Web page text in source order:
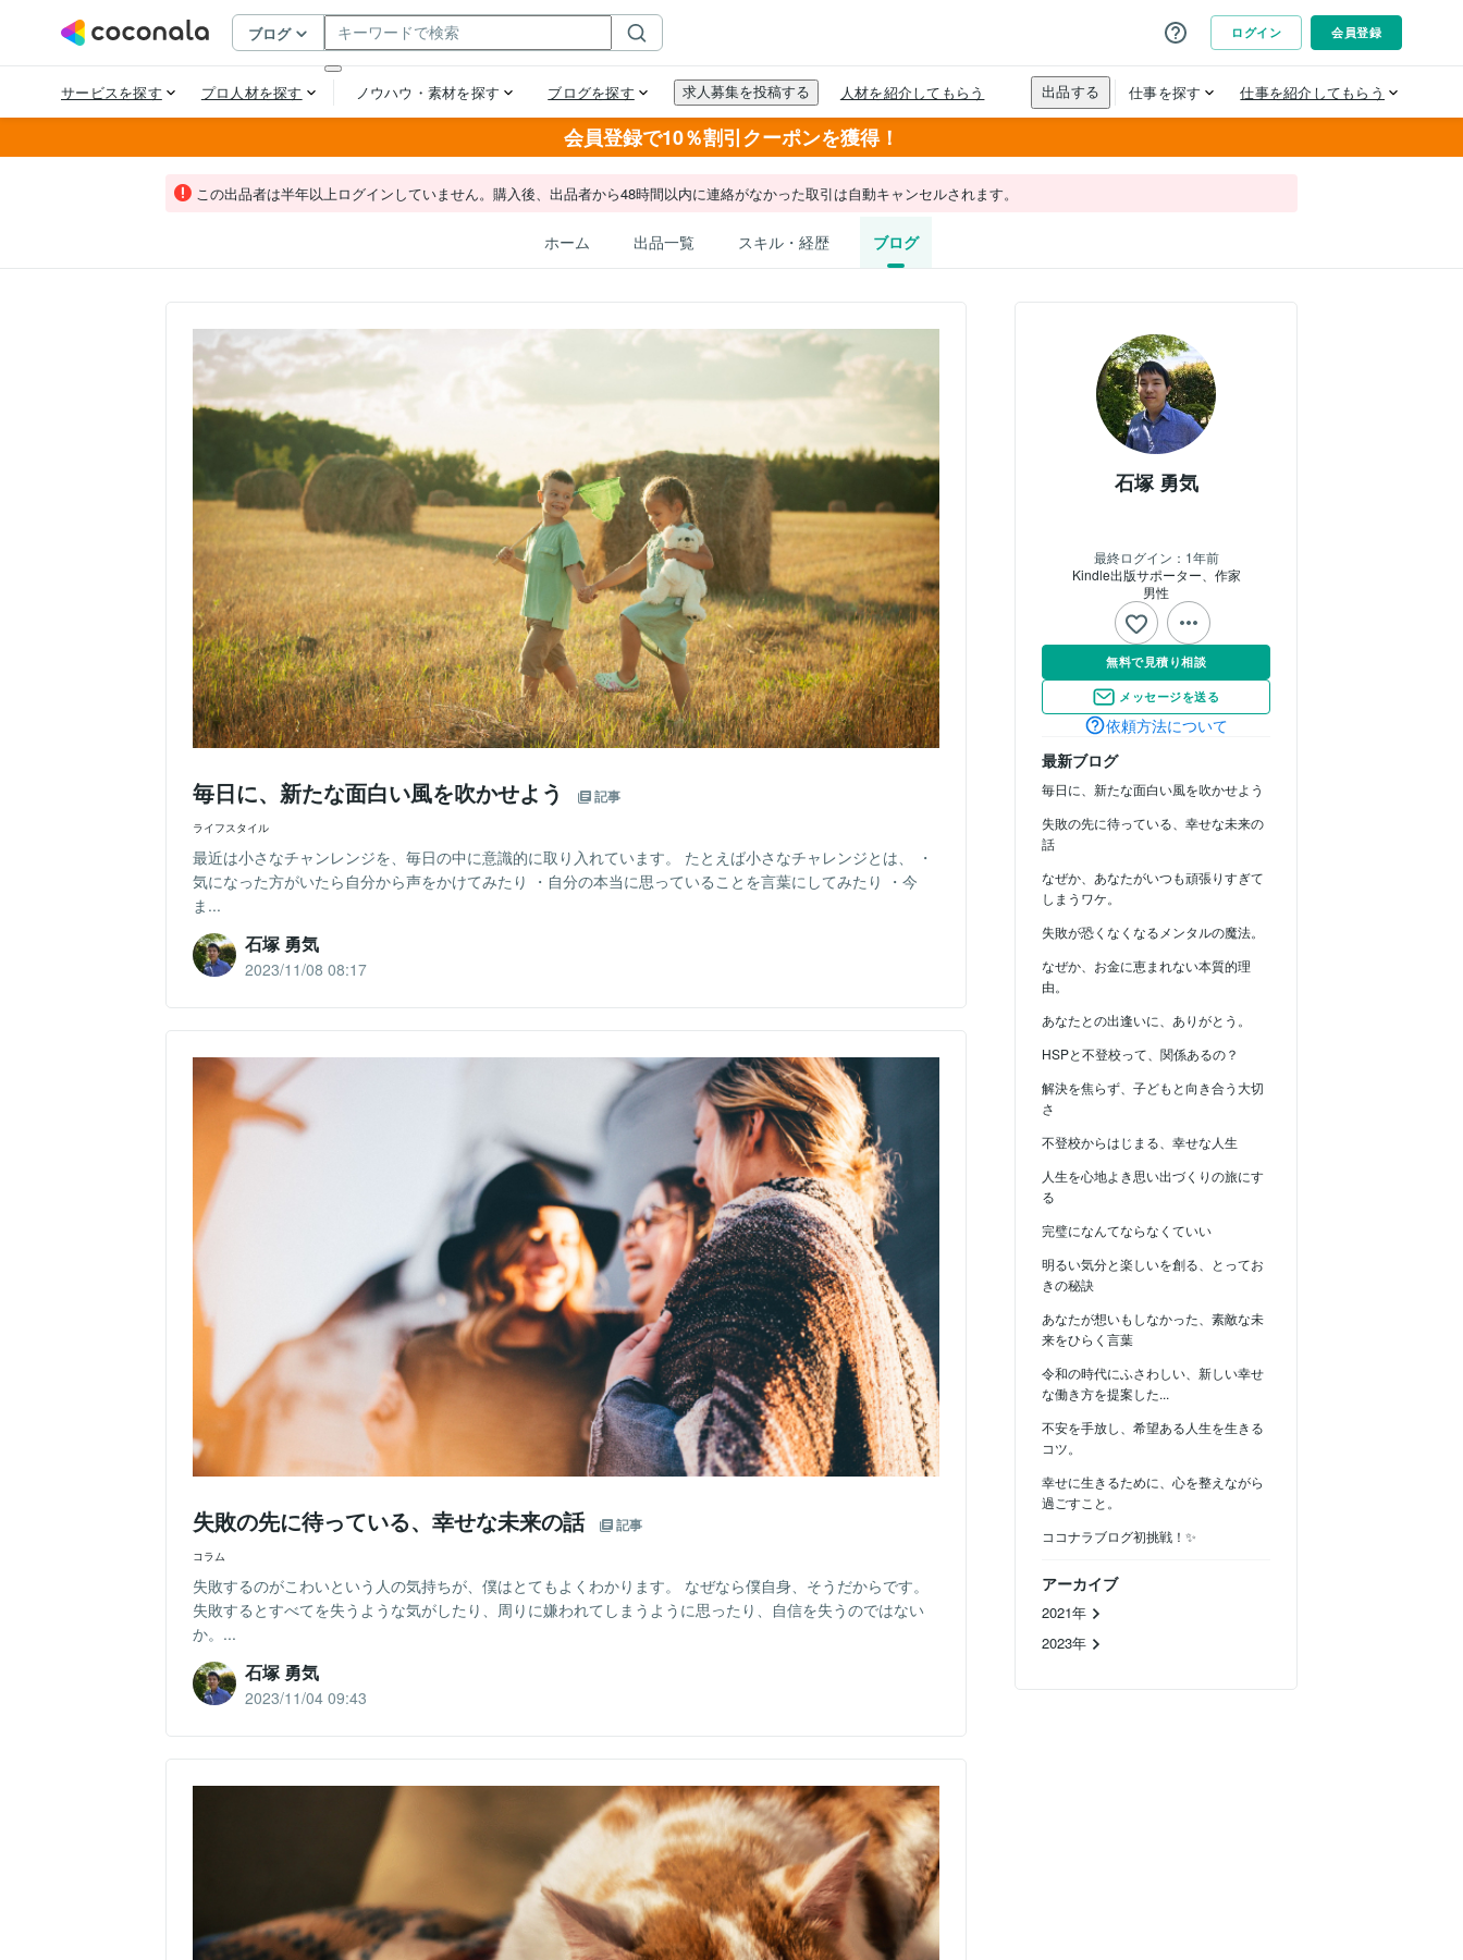
会員登録で10％割引クーポンを獲得！
この出品者は半年以上ログインしていません。購入後、出品者から48時間以内に連絡がなかった取引は自動キャンセルされます。
ホーム 出品一覧 スキル・経歴 ブログ
石塚 勇気
最終ログイン： 1年前
Kindle出版サポーター、作家
男性
無料で見積り相談
メッセージを送る
依頼方法について
最新ブログ
毎日に、新たな面白い風を吹かせよう
失敗の先に待っている、幸せな未来の
話
なぜか、あなたがいつも頑張りすぎて
しまうワケ。
失敗が恐くなくなるメンタルの魔法。
なぜか、お金に恵まれない本質的理
由。
あなたとの出逢いに、ありがとう。
HSPと不登校って、関係あるの？
解決を焦らず、子どもと向き合う大切
さ
不登校からはじまる、幸せな人生
人生を心地よき思い出づくりの旅にす
る
完璧になんてならなくていい
明るい気分と楽しいを創る、とってお
きの秘訣
あなたが想いもしなかった、素敵な未
来をひらく言葉
令和の時代にふさわしい、新しい幸せ
な働き方を提案した...
不安を手放し、希望ある人生を生きる
コツ。
幸せに生きるために、心を整えながら
過ごすこと。
ココナラブログ初挑戦！✨
アーカイブ
2021年
2023年
毎日に、新たな面白い風を吹かせよう 記事
ライフスタイル
最近は小さなチャンレンジを、毎日の中に意識的に取り入れています。 たとえば小さなチャレンジとは、 ・
気になった方がいたら自分から声をかけてみたり ・自分の本当に思っていることを言葉にしてみたり ・今
ま...
石塚 勇気
2023/11/08 08:17
失敗の先に待っている、幸せな未来の話 記事
コラム
失敗するのがこわいという人の気持ちが、僕はとてもよくわかります。 なぜなら僕自身、そうだからです。
失敗するとすべてを失うような気がしたり、周りに嫌われてしまうように思ったり、自信を失うのではない
か。...
石塚 勇気
2023/11/04 09:43